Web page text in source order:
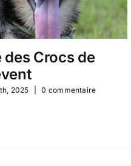
des Crocs de
2025 0 commentaire